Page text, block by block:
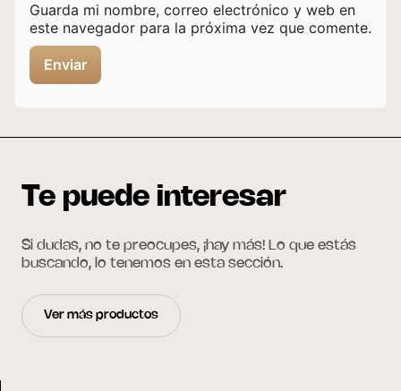
Guarda mi nombre, correo electrónico y web en
este navegador para la próxima vez que comente.
Te puede interesar
Si dudas, no te preocupes, ¡hay más! Lo que estás
buscando, lo tenemos en esta sección.
Ver más productos